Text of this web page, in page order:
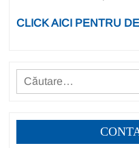
CLICK AICI PENTRU